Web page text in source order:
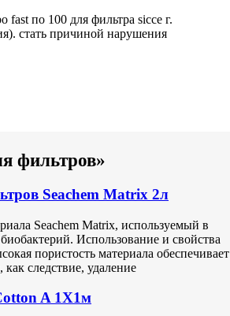
fast по 100 для фильтра sicce г.
стать причиной нарушения
фильтров»
Seachem Matrix 2л
Seachem Matrix, используемый в
Использование и свойства
пористость материала обеспечивает
следствие, удаление
A 1Х1м